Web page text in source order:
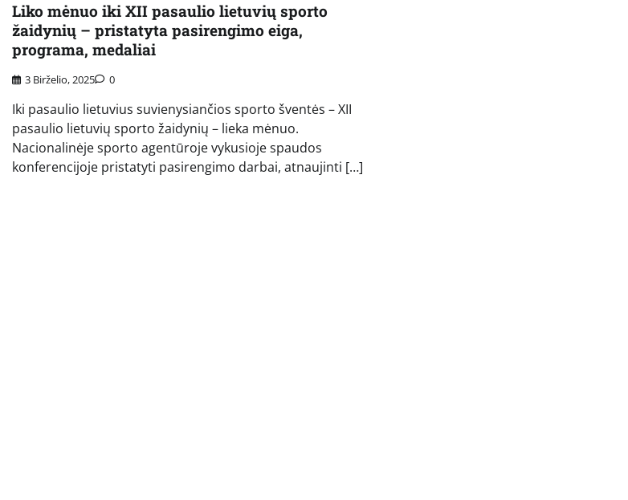
Liko mėnuo iki XII pasaulio lietuvių sporto
žaidynių – pristatyta pasirengimo eiga,
programa, medaliai
3 Birželio, 2025 0
Iki pasaulio lietuvius suvienysiančios sporto šventės – XII
pasaulio lietuvių sporto žaidynių – lieka mėnuo.
Nacionalinėje sporto agentūroje vykusioje spaudos
konferencijoje pristatyti pasirengimo darbai, atnaujinti […]